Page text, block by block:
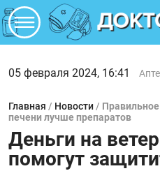
05 февраля 2024, 16:41
Главная / Новости /
печени лучше препаратов
Деньги на
помогут